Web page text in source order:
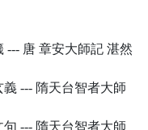
--- 唐 章安大師記 湛然
--- 隋天台智者大師
--- 隋天台智者大師